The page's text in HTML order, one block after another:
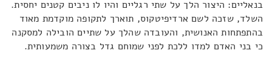
בנאליים: היצור הלך על שתי רגליים והיו לו ניבים קטנים יחסית.
השלד, שזכה לשם ארדיפיטקוס, תוארך לתקופה מוקדמת מאוד
בהתפתחות האנושית, והעובדה שהלך על שתיים הובילה למסקנה
כי בני האדם למדו ללכת לפני שמוחם גדל בצורה משמעותית.